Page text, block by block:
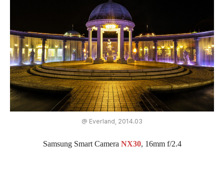
@ Everland, 2014.03
Samsung Smart Camera NX30, 16mm f/2.4